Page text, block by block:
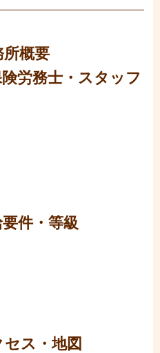
所概要
労務士・スタッフ
件・等級
ス・地図